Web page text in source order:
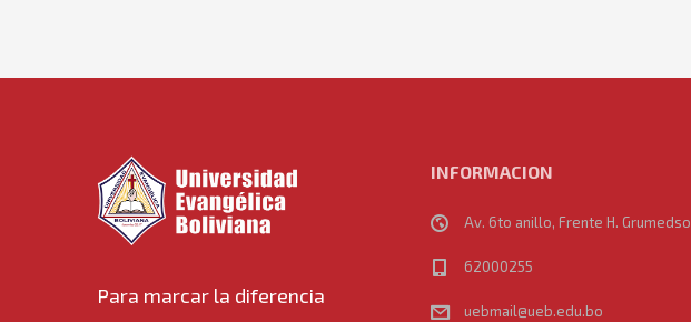
Para marcar la diferencia
INFORMACION
Av. 6to anillo, Frente H. Grumedso
62000255
uebmail@ueb.edu.bo